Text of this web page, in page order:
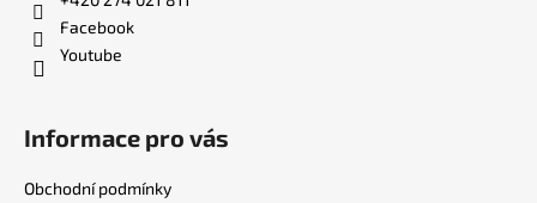
Facebook
Youtube
Informace pro vás
Obchodní podmínky